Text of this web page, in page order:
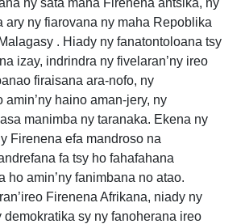
ny sata maha Firenena antsika, ny
ary ny fiarovana ny maha Repoblika
. Hiady ny fanatontoloana tsy
izay, indrindra ny fivelaran’ny ireo
firaisana ara-nofo, ny
amin’ny haino aman-jery, ny
manimba ny taranaka. Ekena ny
Firenena efa mandroso na
fa tsy ho fahafahana
ho amin’ny fanimbana no atao.
Firenena Afrikana, niady ny
demokratika sy ny fanoherana ireo